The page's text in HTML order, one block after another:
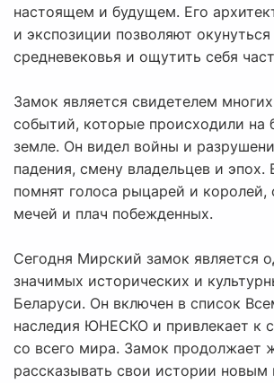
настоящем и будущем. Его
и экспозиции позволяют
средневековья и ощутить себя
Замок является свидетелем
событий, которые происходили на
земле. Он видел войны и
падения, смену владельцев и эпох.
помнят голоса рыцарей и королей,
мечей и плач побежденных.
Сегодня Мирский замок является
значимых исторических и
Беларуси. Он включен в список
наследия ЮНЕСКО и привлекает к
со всего мира. Замок продолжает
рассказывать свои истории новым